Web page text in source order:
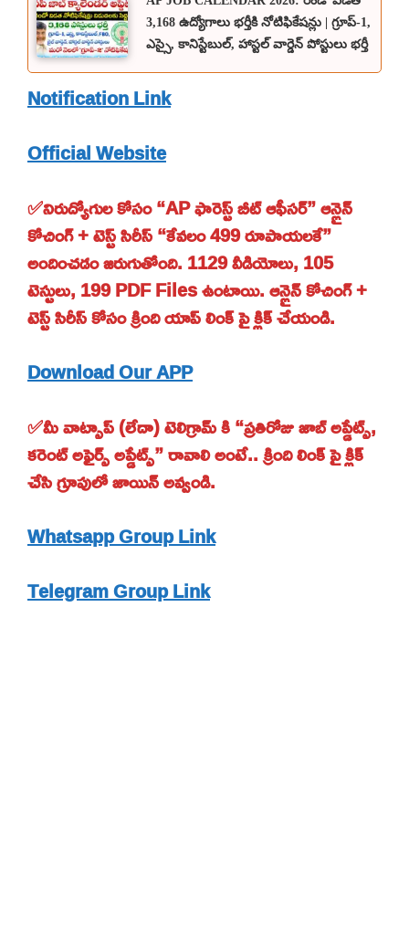
3,168 ఉద్యోగాలు భర్తీకి నోటిఫికేషన్లు | గ్రూప్-1,
ఎస్సై, కానిస్టేబుల్, హాస్టల్ వార్డెన్ పోస్టులు భర్తీ
Notification Link
Official Website
✅నిరుద్యోగుల కోసం “AP ఫారెస్ట్ బీట్ ఆఫీసర్” ఆన్లైన్
కోచింగ్ + టెస్ట్ సిరీస్ “కేవలం 499 రూపాయలకే”
అందించడం జరుగుతోంది. 1129 వీడియోలు, 105
టెస్టులు, 199 PDF Files ఉంటాయి. ఆన్లైన్ కోచింగ్ +
టెస్ట్ సిరీస్ కోసం క్రింది యాప్ లింక్ పై క్లిక్ చేయండి.
Download Our APP
✅మీ వాట్సాప్ (లేదా) టెలిగ్రామ్ కి “ప్రతిరోజు జాబ్ అప్డేట్స్,
కరెంట్ అఫైర్స్ అప్డేట్స్” రావాలి అంటే.. క్రింది లింక్ పై క్లిక్
చేసి గ్రూపులో జాయిన్ అవ్వండి.
Whatsapp Group Link
Telegram Group Link